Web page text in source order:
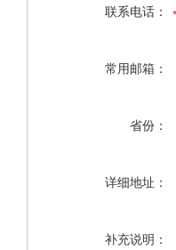
联系电话：
常用邮箱：
省份：
详细地址：
补充说明：